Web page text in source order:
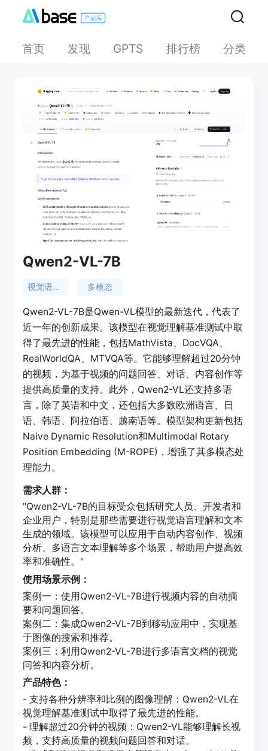
首页 发现 GPTS 排行榜 分类
Qwen2-VL-7B
视觉语言模型 多模态
Qwen2-VL-7B是Qwen-VL模型的最新迭代，代表了
近一年的创新成果。该模型在视觉理解基准测试中取
得了最先进的性能，包括MathVista、DocVQA、
RealWorldQA、MTVQA等。它能够理解超过20分钟
的视频，为基于视频的问题回答、对话、内容创作等
提供高质量的支持。此外，Qwen2-VL还支持多语
言，除了英语和中文，还包括大多数欧洲语言、日
语、韩语、阿拉伯语、越南语等。模型架构更新包括
Naive Dynamic Resolution和Multimodal Rotary
Position Embedding (M-ROPE)，增强了其多模态处
理能力。
需求人群：
"Qwen2-VL-7B的目标受众包括研究人员、开发者和
企业用户，特别是那些需要进行视觉语言理解和文本
生成的领域。该模型可以应用于自动内容创作、视频
分析、多语言文本理解等多个场景，帮助用户提高效
率和准确性。"
使用场景示例：
案例一：使用Qwen2-VL-7B进行视频内容的自动摘
要和问题回答。
案例二：集成Qwen2-VL-7B到移动应用中，实现基
于图像的搜索和推荐。
案例三：利用Qwen2-VL-7B进行多语言文档的视觉
问答和内容分析。
产品特色：
- 支持各种分辨率和比例的图像理解：Qwen2-VL在
视觉理解基准测试中取得了最先进的性能。
- 理解超过20分钟的视频：Qwen2-VL能够理解长视
频，支持高质量的视频问题回答和对话。